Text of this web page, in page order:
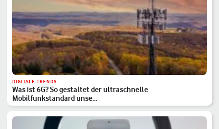
DIGITALE TRENDS
Was ist 6G? So gestaltet der ultraschnelle
Mobilfunkstandard unse…